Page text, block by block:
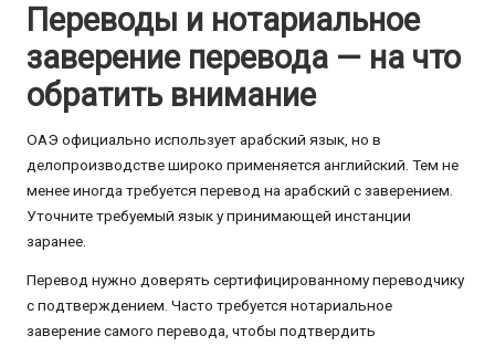
Переводы и нотариальное
заверение перевода — на что
обратить внимание
ОАЭ официально использует арабский язык, но в
делопроизводстве широко применяется английский. Тем не
менее иногда требуется перевод на арабский с заверением.
Уточните требуемый язык у принимающей инстанции
заранее.
Перевод нужно доверять сертифицированному переводчику
с подтверждением. Часто требуется нотариальное
заверение самого перевода, чтобы подтвердить